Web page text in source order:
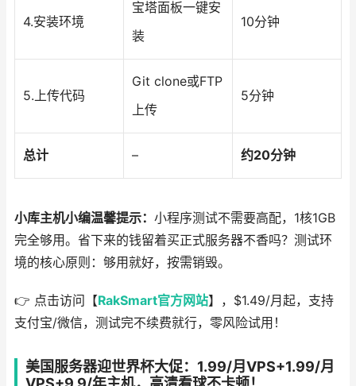
4.安装环境
宝塔面板一键安
装
10分钟
5.上传代码
Git clone或FTP
上传
5分钟
总计 – 约20分钟
小库主机小编温馨提示： 小程序测试不需要高配，1核1GB
完全够用。省下来的钱留着买正式服务器不香吗？测试环
境的核心原则：够用就好，按需销毁。
👉 点击访问【RakSmart官方网站】，$1.49/月起，支持
支付宝/微信，测试完不续费就行，零风险试用！
美国服务器迎世界杯大促：1.99/月VPS+1.99/月